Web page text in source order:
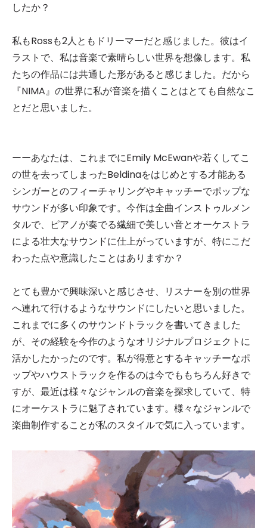
したか？
私もRossも2人ともドリーマーだと感じました。彼はイ
ラストで、私は音楽で素晴らしい世界を想像します。私
たちの作品には共通した形があると感じました。だから
『NIMA』の世界に私が音楽を描くことはとても自然なこ
とだと思いました。
ーーあなたは、これまでにEmily McEwanや若くしてこ
の世を去ってしまったBeldinaをはじめとする才能ある
シンガーとのフィーチャリングやキャッチーでポップな
サウンドが多い印象です。今作は全曲インストゥルメン
タルで、ピアノが奏でる繊細で美しい音とオーケストラ
による壮大なサウンドに仕上がっていますが、特にこだ
わった点や意識したことはありますか？
とても豊かで興味深いと感じさせ、リスナーを別の世界
へ連れて行けるようなサウンドにしたいと思いました。
これまでに多くのサウンドトラックを書いてきました
が、その経験を今作のようなオリジナルプロジェクトに
活かしたかったのです。私が得意とするキャッチーなポ
ップやハウストラックを作るのは今でももちろん好きで
すが、最近は様々なジャンルの音楽を探求していて、特
にオーケストラに魅了されています。様々なジャンルで
楽曲制作することが私のスタイルで気に入っています。